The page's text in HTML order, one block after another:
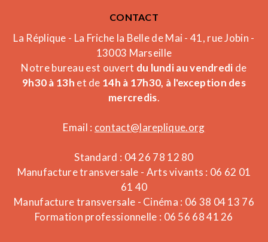
CONTACT
La Réplique - La Friche la Belle de Mai - 41, rue Jobin -
13003 Marseille
Notre bureau est ouvert du lundi au vendredi de
9h30 à 13h et de 14h à 17h30, à l'exception des
mercredis.
Email : contact@lareplique.org
Standard : 04 26 78 12 80
Manufacture transversale - Arts vivants : 06 62 01
61 40
Manufacture transversale - Cinéma : 06 38 04 13 76
Formation professionnelle : 06 56 68 41 26